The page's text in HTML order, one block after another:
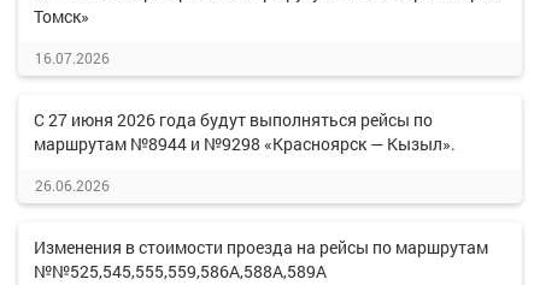
Томск»
16.07.2026
С 27 июня 2026 года будут выполняться рейсы по
маршрутам №8944 и №9298 «Красноярск — Кызыл».
26.06.2026
Изменения в стоимости проезда на рейсы по маршрутам
№№525,545,555,559,586А,588А,589А